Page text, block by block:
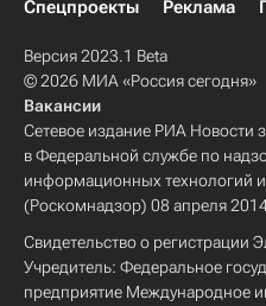
Спецпроекты
Реклама
Версия 2023.1 Beta
© 2026 МИА «Россия сегодня»
Вакансии
Сетевое издание РИА Новости
в Федеральной службе по
информационных технологий
(Роскомнадзор) 08 апреля
Свидетельство о
Учредитель: Федеральное
предприятие Международное